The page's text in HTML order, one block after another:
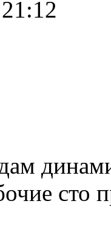
сто